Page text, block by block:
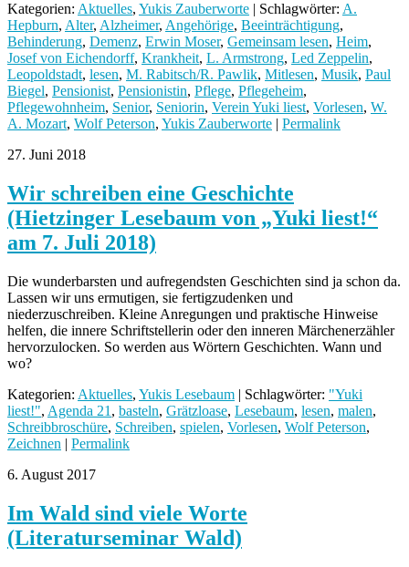
Kategorien: Aktuelles, Yukis Zauberworte | Schlagwörter: A.
Hepburn, Alter, Alzheimer, Angehörige, Beeinträchtigung,
Behinderung, Demenz, Erwin Moser, Gemeinsam lesen, Heim,
Josef von Eichendorff, Krankheit, L. Armstrong, Led Zeppelin,
Leopoldstadt, lesen, M. Rabitsch/R. Pawlik, Mitlesen, Musik, Paul
Biegel, Pensionist, Pensionistin, Pflege, Pflegeheim,
Pflegewohnheim, Senior, Seniorin, Verein Yuki liest, Vorlesen, W.
A. Mozart, Wolf Peterson, Yukis Zauberworte | Permalink
27. Juni 2018
Wir schreiben eine Geschichte
(Hietzinger Lesebaum von „Yuki liest!“
am 7. Juli 2018)
Die wunderbarsten und aufregendsten Geschichten sind ja schon da.
Lassen wir uns ermutigen, sie fertigzudenken und
niederzuschreiben. Kleine Anregungen und praktische Hinweise
helfen, die innere Schriftstellerin oder den inneren Märchenerzähler
hervorzulocken. So werden aus Wörtern Geschichten. Wann und
wo?
Kategorien: Aktuelles, Yukis Lesebaum | Schlagwörter: "Yuki
liest!", Agenda 21 , basteln, Grätzloase, Lesebaum, lesen, malen,
Schreibbroschüre, Schreiben, spielen, Vorlesen, Wolf Peterson,
Zeichnen | Permalink
6. August 2017
Im Wald sind viele Worte
(Literaturseminar Wald)